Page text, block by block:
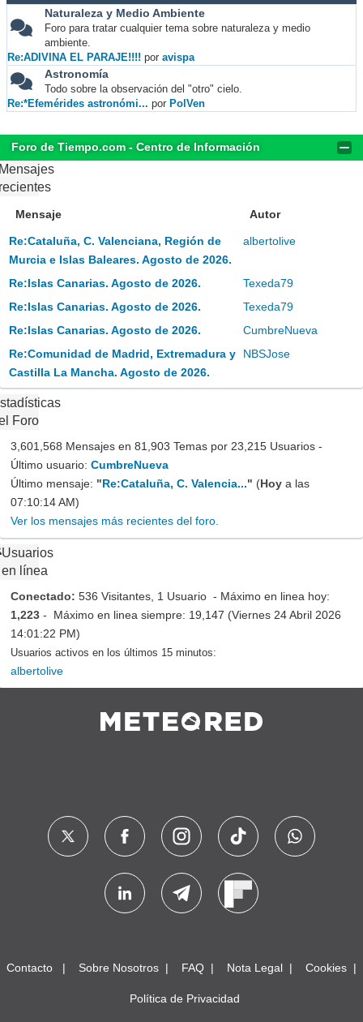
Naturaleza y Medio Ambiente
Foro para tratar cualquier tema sobre naturaleza y medio
ambiente.
Re:ADIVINA EL PARAJE!!!! por avispa
Astronomía
Todo sobre la observación del "otro" cielo.
Re:*Efemérides astronómi... por PolVen
Foro de Tiempo.com - Centro de Información
Mensaje Autor
Re:Cataluña, C. Valenciana, Región de
Murcia e Islas Baleares. Agosto de 2026.
albertolive
Re:Islas Canarias. Agosto de 2026.
Texeda79
Re:Islas Canarias. Agosto de 2026.
Texeda79
Re:Islas Canarias. Agosto de 2026.
CumbreNueva
Re:Comunidad de Madrid, Extremadura y
Castilla La Mancha. Agosto de 2026.
NBSJose
Foro
3,601,568 Mensajes en 81,903 Temas por 23,215 Usuarios -
Último usuario: CumbreNueva
Último mensaje: "Re:Cataluña, C. Valencia..." (Hoy a las
07:10:14 AM)
Ver los mensajes más recientes del foro.
Usuarios
en línea
Conectado: 536 Visitantes, 1 Usuario - Máximo en linea hoy:
1,223 - Máximo en linea siempre: 19,147 (Viernes 24 Abril 2026
14:01:22 PM)
Usuarios activos en los últimos 15 minutos:
albertolive
Contacto Sobre Nosotros FAQ Nota Legal Cookies
Política de Privacidad